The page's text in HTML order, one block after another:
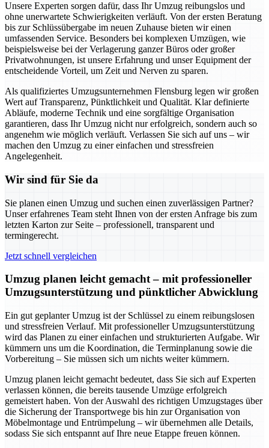
Unsere Experten sorgen dafür, dass Ihr Umzug reibungslos und
ohne unerwartete Schwierigkeiten verläuft. Von der ersten Beratung
bis zur Schlüssübergabe im neuen Zuhause bieten wir einen
umfassenden Service. Besonders bei komplexen Umzügen, wie
beispielsweise bei der Verlagerung ganzer Büros oder großer
Privatwohnungen, ist unsere Erfahrung und unser Equipment der
entscheidende Vorteil, um Zeit und Nerven zu sparen.
Als qualifiziertes Umzugsunternehmen Flensburg legen wir großen
Wert auf Transparenz, Pünktlichkeit und Qualität. Klar definierte
Abläufe, moderne Technik und eine sorgfältige Organisation
garantieren, dass Ihr Umzug nicht nur erfolgreich, sondern auch so
angenehm wie möglich verläuft. Verlassen Sie sich auf uns – wir
machen den Umzug zu einer einfachen und stressfreien
Angelegenheit.
Wir sind für Sie da
Sie planen einen Umzug und suchen einen zuverlässigen Partner?
Unser erfahrenes Team steht Ihnen von der ersten Anfrage bis zum
letzten Karton zur Seite – professionell, transparent und
termingerecht.
Jetzt schnell vergleichen
Umzug planen leicht gemacht – mit professioneller
Umzugsunterstützung und pünktlicher Abwicklung
Ein gut geplanter Umzug ist der Schlüssel zu einem reibungslosen
und stressfreien Verlauf. Mit professioneller Umzugsunterstützung
wird das Planen zu einer einfachen und strukturierten Aufgabe. Wir
kümmern uns um die Koordination, die Terminplanung sowie die
Vorbereitung – Sie müssen sich um nichts weiter kümmern.
Umzug planen leicht gemacht bedeutet, dass Sie sich auf Experten
verlassen können, die bereits tausende Umzüge erfolgreich
gemeistert haben. Von der Auswahl des richtigen Umzugstages über
die Sicherung der Transportwege bis hin zur Organisation von
Möbelmontage und Entrümpelung – wir übernehmen alle Details,
sodass Sie sich entspannt auf Ihre neue Etappe freuen können.